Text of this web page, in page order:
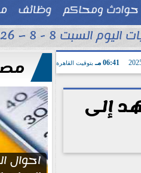
حوادث ومحاكم وظائف
 8 - 8 – 2026 والقنوات الناقلة
06:41 مـ بتوقيت القاهرة
إلى
احوال